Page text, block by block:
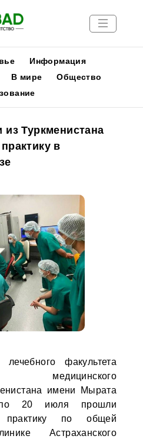
Информация
В мире
Общество
Туркменистана
в
факультета
медицинского
имени Мырата
20 июля прошли
практику по общей
Астраханского